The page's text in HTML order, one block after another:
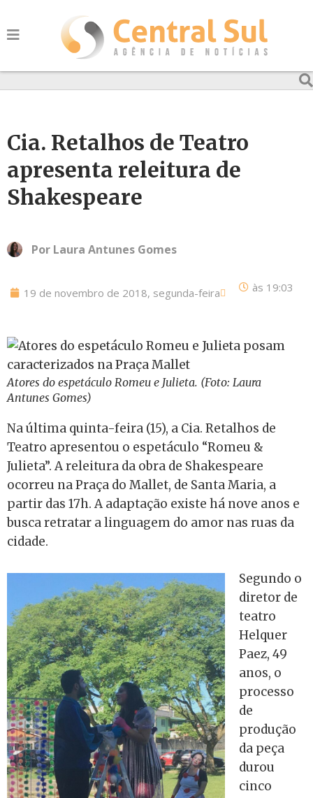
Cia. Retalhos de Teatro
apresenta releitura de
Shakespeare
Por Laura Antunes Gomes
19 de novembro de 2018, segunda-feira às 19:03
Atores do espetáculo Romeu e Julieta. (Foto: Laura
Antunes Gomes)
Na última quinta-feira (15), a Cia. Retalhos de
Teatro apresentou o espetáculo “Romeu &
Julieta”. A releitura da obra de Shakespeare
ocorreu na Praça do Mallet, de Santa Maria, a
partir das 17h. A adaptação existe há nove anos e
busca retratar a linguagem do amor nas ruas da
cidade.
Segundo o
diretor de
teatro
Helquer
Paez, 49
anos, o
processo
de
produção
da peça
durou
cinco